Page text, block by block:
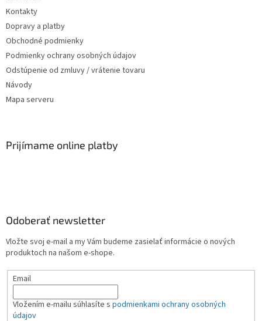
Kontakty
Dopravy a platby
Obchodné podmienky
Podmienky ochrany osobných údajov
Odstúpenie od zmluvy / vrátenie tovaru
Návody
Mapa serveru
Prijímame online platby
Odoberať newsletter
Vložte svoj e-mail a my Vám budeme zasielať informácie o nových
produktoch na našom e-shope.
Email
Vložením e-mailu súhlasíte s podmienkami ochrany osobných
údajov